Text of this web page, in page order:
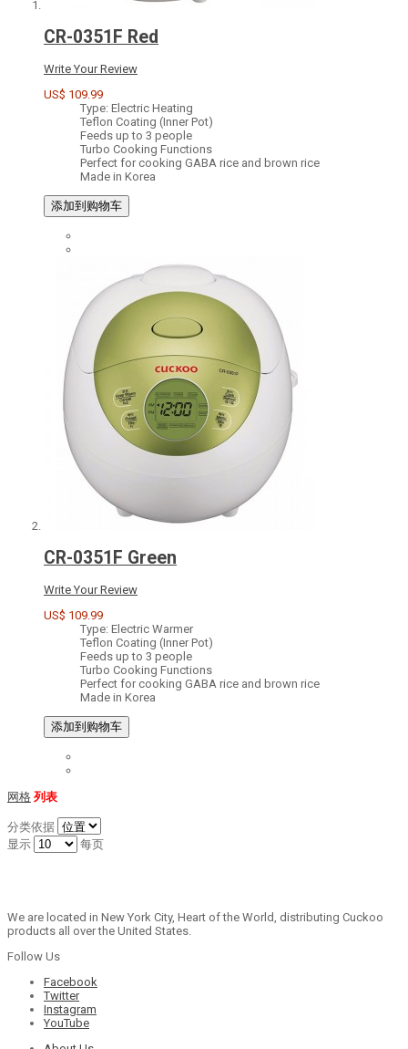
CR-0351F Red
Write Your Review
US$ 109.99
Type: Electric Heating
Teflon Coating (Inner Pot)
Feeds up to 3 people
Turbo Cooking Functions
Perfect for cooking GABA rice and brown rice
Made in Korea
添加到购物车
CR-0351F Green
Write Your Review
US$ 109.99
Type: Electric Warmer
Teflon Coating (Inner Pot)
Feeds up to 3 people
Turbo Cooking Functions
Perfect for cooking GABA rice and brown rice
Made in Korea
添加到购物车
网格 列表
分类依据
显示
每页
We are located in New York City, Heart of the World, distributing Cuckoo
products all over the United States.
Follow Us
Facebook
Twitter
Instagram
YouTube